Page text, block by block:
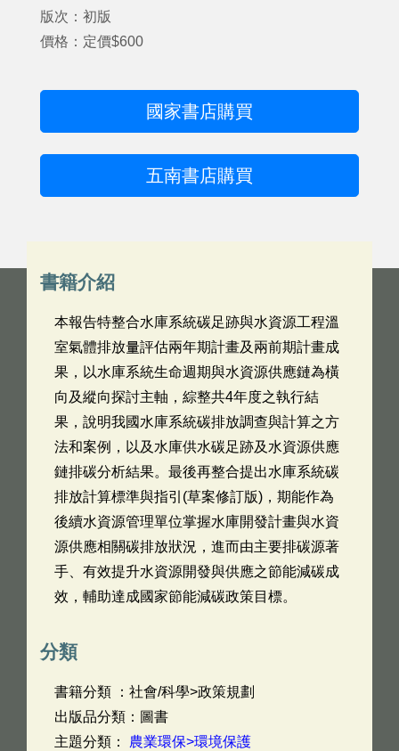
版次：初版
價格：定價$600
國家書店購買
五南書店購買
書籍介紹
本報告特整合水庫系統碳足跡與水資源工程溫
室氣體排放量評估兩年期計畫及兩前期計畫成
果，以水庫系統生命週期與水資源供應鏈為橫
向及縱向探討主軸，綜整共4年度之執行結
果，說明我國水庫系統碳排放調查與計算之方
法和案例，以及水庫供水碳足跡及水資源供應
鏈排碳分析結果。最後再整合提出水庫系統碳
排放計算標準與指引(草案修訂版)，期能作為
後續水資源管理單位掌握水庫開發計畫與水資
源供應相關碳排放狀況，進而由主要排碳源著
手、有效提升水資源開發與供應之節能減碳成
效，輔助達成國家節能減碳政策目標。
分類
書籍分類 ：社會/科學>政策規劃
出版品分類：圖書
主題分類： 農業環保>環境保護